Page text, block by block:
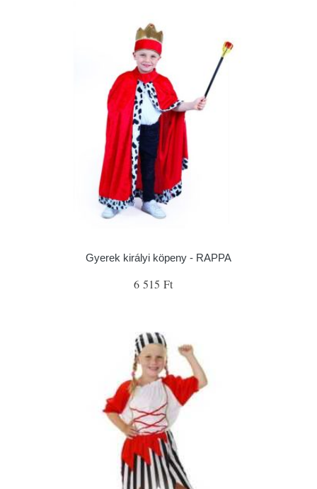
Gyerek királyi köpeny - RAPPA
6 515 Ft